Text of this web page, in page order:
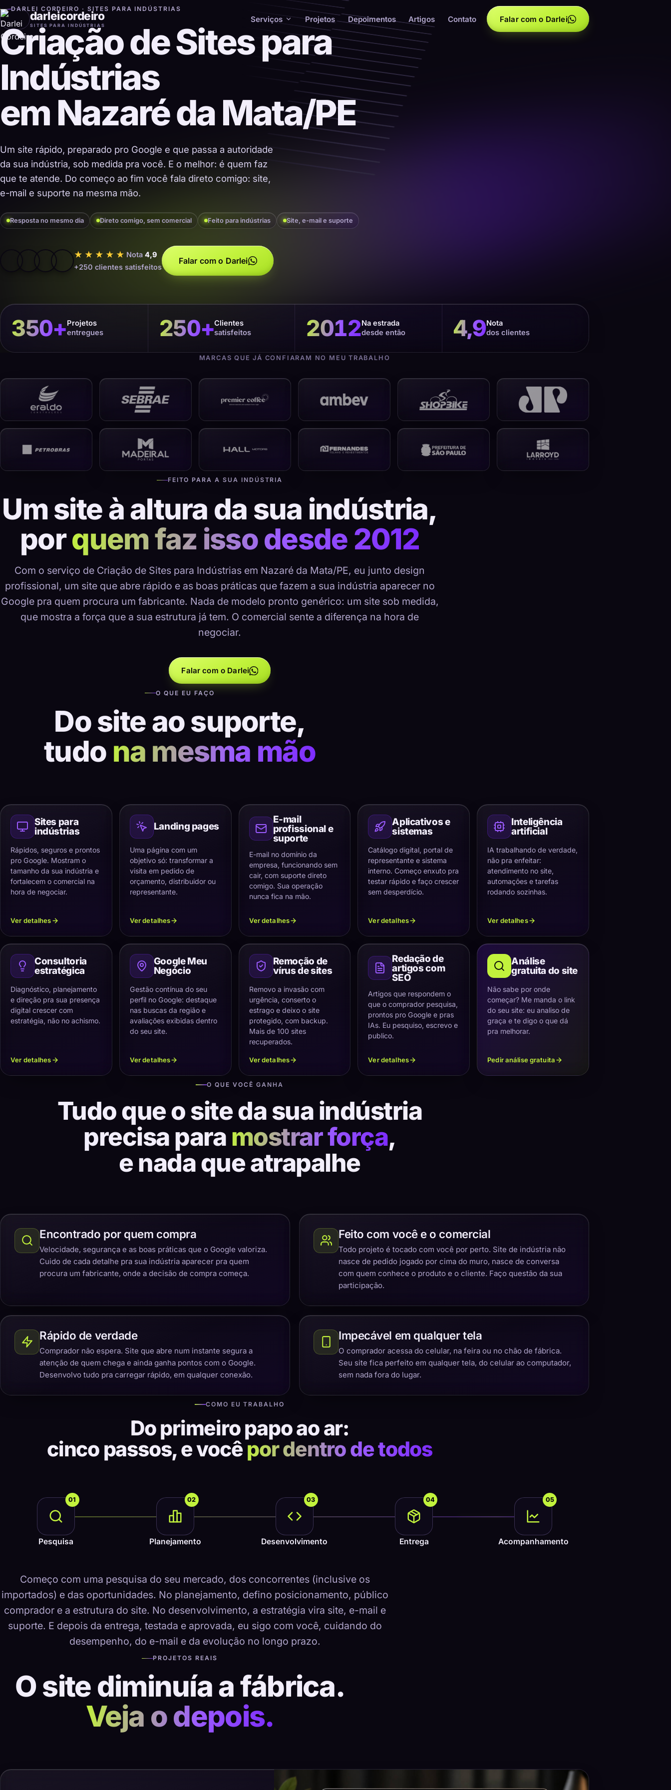
darleicordeiro
SITES PARA INDÚSTRIAS
Serviços Projetos Depoimentos Artigos Contato Falar com o Darlei
DARLEI CORDEIRO · SITES PARA INDÚSTRIAS
Criação de Sites para
Indústrias
em Nazaré da Mata/PE
Um site rápido, preparado pro Google e que passa a autoridade
da sua indústria, sob medida pra você. E o melhor: é quem faz
que te atende. Do começo ao fim você fala direto comigo: site,
e-mail e suporte na mesma mão.
Resposta no mesmo dia Direto comigo, sem comercial Feito para indústrias Site, e-mail e suporte
★★★★★ Nota 4,9
+250 clientes satisfeitos
Falar com o Darlei
350+Projetos
entregues
250+Clientes
satisfeitos
2012Na estrada
desde então
4,9Nota
dos clientes
MARCAS QUE JÁ CONFIARAM NO MEU TRABALHO
FEITO PARA A SUA INDÚSTRIA
Um site à altura da sua indústria,
porquem faz isso desde 2012
Com o serviço de Criação de Sites para Indústrias em Nazaré da Mata/PE, eu junto design
profissional, um site que abre rápido e as boas práticas que fazem a sua indústria aparecer no
Google pra quem procura um fabricante. Nada de modelo pronto genérico: um site sob medida,
que mostra a força que a sua estrutura já tem. O comercial sente a diferença na hora de
negociar.
Falar com o Darlei
O QUE EU FAÇO
Do site ao suporte,
tudo na mesma mão
Sites para
indústrias
Rápidos, seguros e prontos
pro Google. Mostram o
tamanho da sua indústria e
fortalecem o comercial na
hora de negociar.
Ver detalhes
Landing pages
Uma página com um
objetivo só: transformar a
visita em pedido de
orçamento, distribuidor ou
representante.
Ver detalhes
E-mail
profissional e
suporte
E-mail no domínio da
empresa, funcionando sem
cair, com suporte direto
comigo. Sua operação
nunca fica na mão.
Ver detalhes
Aplicativos e
sistemas
Catálogo digital, portal de
representante e sistema
interno. Começo enxuto pra
testar rápido e faço crescer
sem desperdício.
Ver detalhes
Inteligência
artificial
IA trabalhando de verdade,
não pra enfeitar:
atendimento no site,
automações e tarefas
rodando sozinhas.
Ver detalhes
Consultoria
estratégica
Diagnóstico, planejamento
e direção pra sua presença
digital crescer com
estratégia, não no achismo.
Ver detalhes
Google Meu
Negócio
Gestão contínua do seu
perfil no Google: destaque
nas buscas da região e
avaliações exibidas dentro
do seu site.
Ver detalhes
Remoção de
vírus de sites
Removo a invasão com
urgência, conserto o
estrago e deixo o site
protegido, com backup.
Mais de 100 sites
recuperados.
Ver detalhes
Redação de
artigos com
SEO
Artigos que respondem o
que o comprador pesquisa,
prontos pro Google e pras
IAs. Eu pesquiso, escrevo e
publico.
Ver detalhes
Análise
gratuita do site
Não sabe por onde
começar? Me manda o link
do seu site: eu analiso de
graça e te digo o que dá
pra melhorar.
Pedir análise gratuita
O QUE VOCÊ GANHA
Tudo que o site da sua indústria
precisa para mostrar força,
e nada que atrapalhe
Encontrado por quem compra
Velocidade, segurança e as boas práticas que o Google valoriza.
Cuido de cada detalhe pra sua indústria aparecer pra quem
procura um fabricante, onde a decisão de compra começa.
Feito com você e o comercial
Todo projeto é tocado com você por perto. Site de indústria não
nasce de pedido jogado por cima do muro, nasce de conversa
com quem conhece o produto e o cliente. Faço questão da sua
participação.
Rápido de verdade
Comprador não espera. Site que abre num instante segura a
atenção de quem chega e ainda ganha pontos com o Google.
Desenvolvo tudo pra carregar rápido, em qualquer conexão.
Impecável em qualquer tela
O comprador acessa do celular, na feira ou no chão de fábrica.
Seu site fica perfeito em qualquer tela, do celular ao computador,
sem nada fora do lugar.
COMO EU TRABALHO
Do primeiro papo ao ar:
cinco passos, e vocêpor dentro de todos
01
Pesquisa
02
Planejamento
03
Desenvolvimento
04
Entrega
05
Acompanhamento
Começo com uma pesquisa do seu mercado, dos concorrentes (inclusive os
importados) e das oportunidades. No planejamento, defino posicionamento, público
comprador e a estrutura do site. No desenvolvimento, a estratégia vira site, e-mail e
suporte. E depois da entrega, testada e aprovada, eu sigo com você, cuidando do
desempenho, do e-mail e da evolução no longo prazo.
PROJETOS REAIS
O site diminuía a fábrica.
Veja o depois.